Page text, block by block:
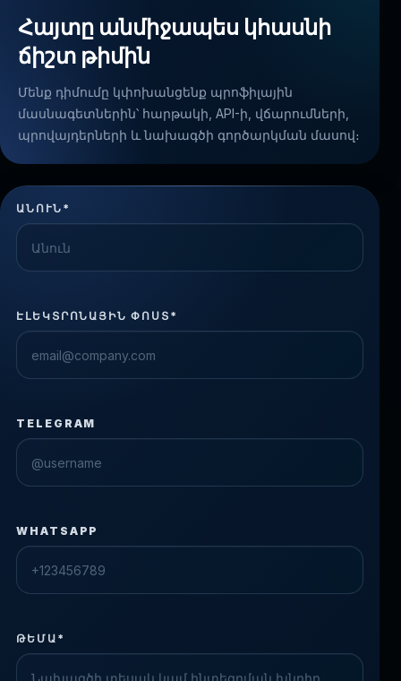
Հայտը անմիջապես կհասնի
ճիշտ թիմին
Մենք դիմումը կփոխանցենք պրոֆիլային
մասնագետներին՝ հարթակի, API-ի, վճարումների,
պրովայդերների և նախագծի գործարկման մասով։
ԱՆՈՒՆ*
ԷԼԵԿՏՐՈՆԱՅԻՆ ՓՈՍՏ*
TELEGRAM
WHATSAPP
ԹԵՄԱ*